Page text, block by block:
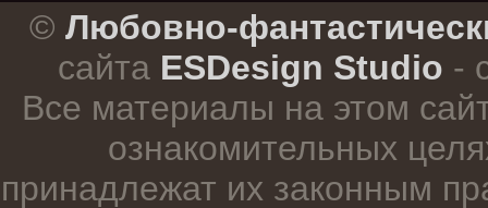
© Любовно-
сайта ESDesign Studio -
Все материалы на этом
ознакомительных
принадлежат их законным